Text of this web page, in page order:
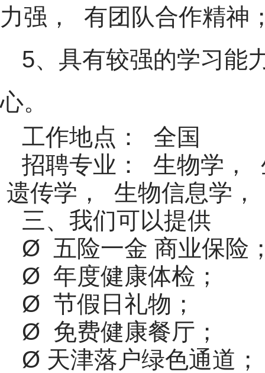
力强， 有团队合作精神
5、具有较强的学习能
心。
工作地点： 全国
招聘专业： 生物学，
遗传学， 生物信息学
三、我们可以提供
Ø 五险一金 商业保险
Ø 年度健康体检；
Ø 节假日礼物；
Ø 免费健康餐厅；
Ø 天津落户绿色通道；